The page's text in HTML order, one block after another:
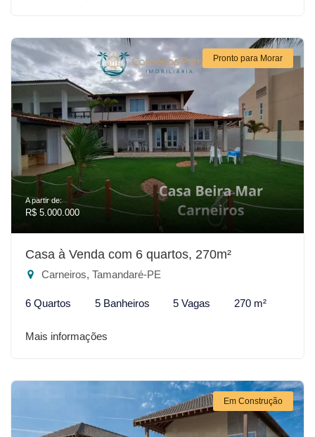
Pronto para Morar
A partir de:
R$ 5.000.000
Casa à Venda com 6 quartos, 270m²
Carneiros, Tamandaré-PE
6 Quartos 5 Banheiros 5 Vagas 270 m²
Mais informações
Em Construção